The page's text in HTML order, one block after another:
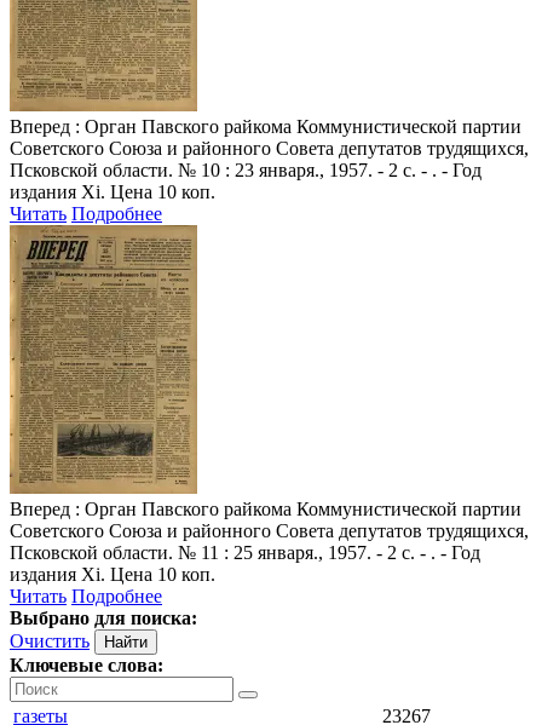
Вперед : Орган Павского райкома Коммунистической партии
Советского Союза и районного Совета депутатов трудящихся,
Псковской области. № 10 : 23 января., 1957. - 2 с. - . - Год
издания Xi. Цена 10 коп.
Читать Подробнее
Вперед : Орган Павского райкома Коммунистической партии
Советского Союза и районного Совета депутатов трудящихся,
Псковской области. № 11 : 25 января., 1957. - 2 с. - . - Год
издания Xi. Цена 10 коп.
Читать Подробнее
Выбрано для поиска:
Очистить
Ключевые слова:
газеты 23267